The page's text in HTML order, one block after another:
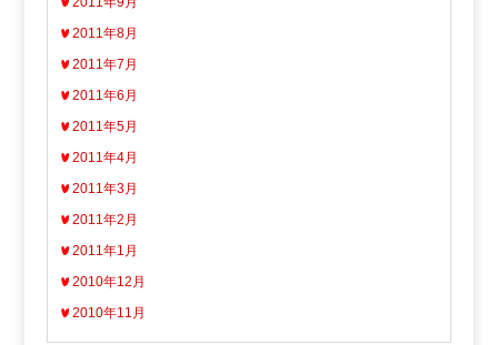
2011年8月
2011年7月
2011年6月
2011年5月
2011年4月
2011年3月
2011年2月
2011年1月
2010年12月
2010年11月